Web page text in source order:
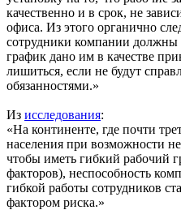
качественно и в срок, не
офиса. Из этого органично
сотрудники компании должны
график дано им в качестве
лишиться, если не будут
обязанностями.»
Из исследования:
«На континенте, где почти
населения при возможности
чтобы иметь гибкий рабочий
факторов), неспособность
гибкой работы сотрудников
фактором риска.»